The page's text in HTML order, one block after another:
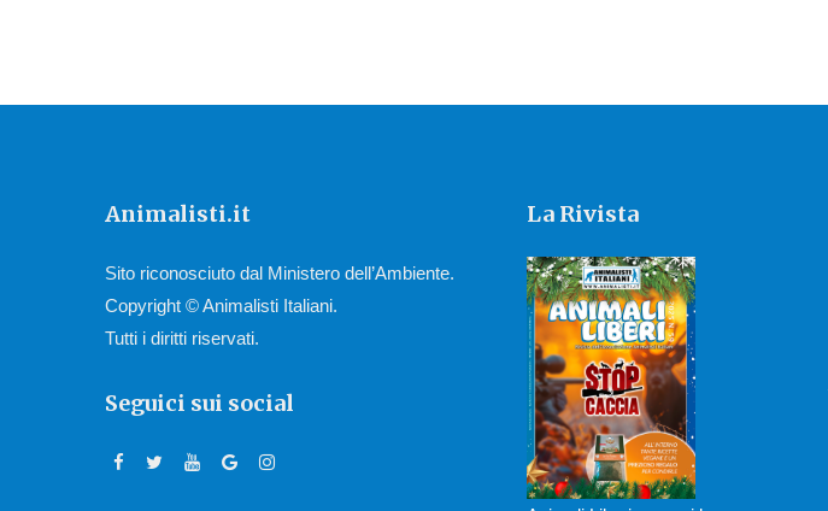
Animalisti.it
Sito riconosciuto dal Ministero dell’Ambiente.
Copyright © Animalisti Italiani.
Tutti i diritti riservati.
Seguici sui social
La Rivista